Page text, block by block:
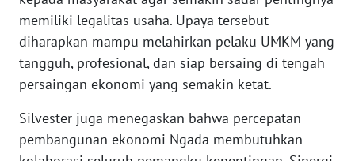
memiliki legalitas usaha. Upaya tersebut
diharapkan mampu melahirkan pelaku UMKM yang
tangguh, profesional, dan siap bersaing di tengah
persaingan ekonomi yang semakin ketat.
Silvester juga menegaskan bahwa percepatan
pembangunan ekonomi Ngada membutuhkan
WN
JATIM
WN
WN